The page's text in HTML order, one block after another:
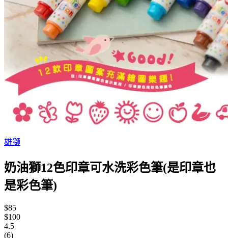
雄獅
奶油獅12色印章可水洗彩色筆(是印章也
是彩色筆)
$85
$100
4.5
(6)